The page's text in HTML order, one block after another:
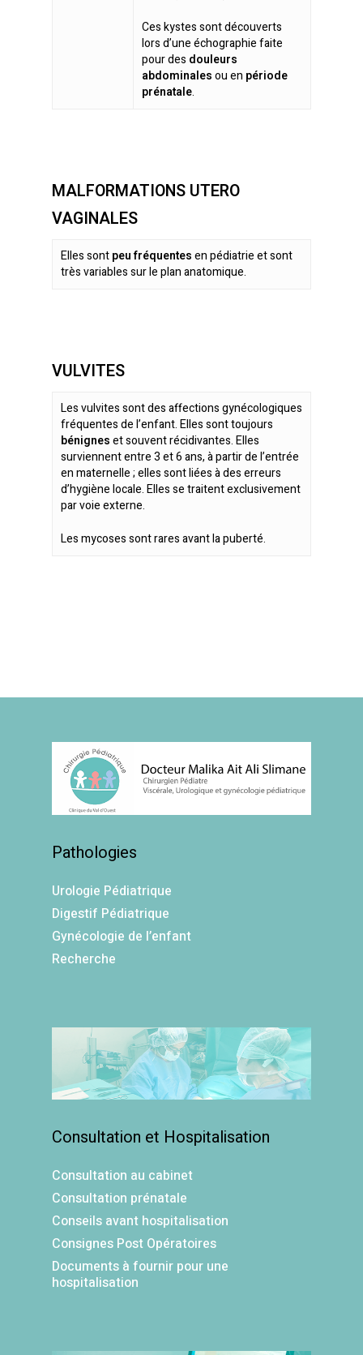
Ces kystes sont découverts
lors d’une échographie faite
pour des douleurs
abdominalesou en période
prénatale.
MALFORMATIONS UTERO
VAGINALES
Elles sontpeu fréquentesen pédiatrie et sont
très variables sur le plan anatomique.
VULVITES
Les vulvites sont des affections gynécologiques
fréquentes de l’enfant. Elles sont toujours
bénigneset souvent récidivantes. Elles
surviennent entre 3 et 6 ans, à partir de l’entrée
en maternelle ; elles sont liées à des erreurs
d’hygiène locale. Elles se traitent exclusivement
par voie externe.
Les mycoses sont rares avant la puberté.
Pathologies
Urologie Pédiatrique
Digestif Pédiatrique
Gynécologie de l’enfant
Recherche
Consultation et Hospitalisation
Consultation au cabinet
Consultation prénatale
Conseils avant hospitalisation
Consignes Post Opératoires
Documents à fournir pour une
hospitalisation